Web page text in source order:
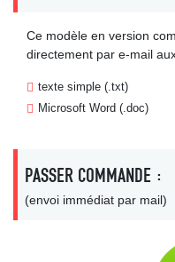
Ce modèle en version
directement par e-mail
texte simple (.txt)
Microsoft Word (.doc)
PASSER COMMANDE :
(envoi immédiat par mail)